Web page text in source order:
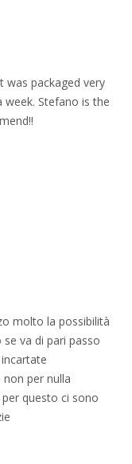
was packaged very
week. Stefano is the
molto la possibilità
va di pari passo
per nulla
questo ci sono